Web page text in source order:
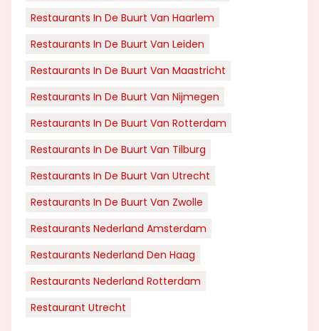
Restaurants In De Buurt Van Haarlem
Restaurants In De Buurt Van Leiden
Restaurants In De Buurt Van Maastricht
Restaurants In De Buurt Van Nijmegen
Restaurants In De Buurt Van Rotterdam
Restaurants In De Buurt Van Tilburg
Restaurants In De Buurt Van Utrecht
Restaurants In De Buurt Van Zwolle
Restaurants Nederland Amsterdam
Restaurants Nederland Den Haag
Restaurants Nederland Rotterdam
Restaurant Utrecht